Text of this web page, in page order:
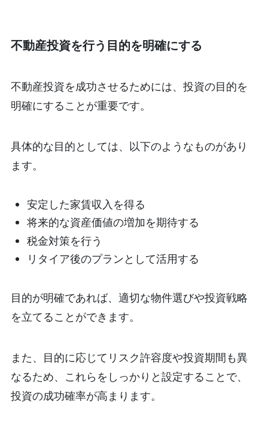
不動産投資を行う目的を明確にする
不動産投資を成功させるためには、投資の目的を
明確にすることが重要です。
具体的な目的としては、以下のようなものがあり
ます。
安定した家賃収入を得る
将来的な資産価値の増加を期待する
税金対策を行う
リタイア後のプランとして活用する
目的が明確であれば、適切な物件選びや投資戦略
を立てることができます。
また、目的に応じてリスク許容度や投資期間も異
なるため、これらをしっかりと設定することで、
投資の成功確率が高まります。